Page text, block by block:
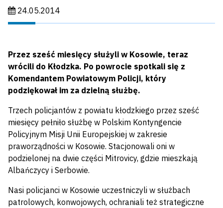
Data publikacji:
24.05.2014
Przez sześć miesięcy służyli w Kosowie, teraz
wrócili do Kłodzka. Po powrocie spotkali się z
Komendantem Powiatowym Policji, który
podziękował im za dzielną służbę.
Trzech policjantów z powiatu kłodzkiego przez sześć
miesięcy pełniło służbę w Polskim Kontyngencie
Policyjnym Misji Unii Europejskiej w zakresie
praworządności w Kosowie. Stacjonowali oni w
podzielonej na dwie części Mitrovicy, gdzie mieszkają
Albańczycy i Serbowie.
Nasi policjanci w Kosowie uczestniczyli w służbach
patrolowych, konwojowych, ochraniali też strategiczne